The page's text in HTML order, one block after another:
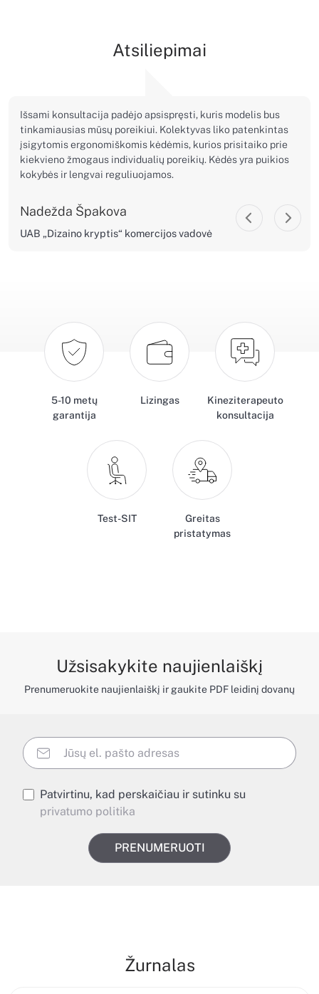
Atsiliepimai
Išsami konsultacija padėjo apsispręsti, kuris modelis bus
tinkamiausias mūsų poreikiui. Kolektyvas liko patenkintas
įsigytomis ergonomiškomis kėdėmis, kurios prisitaiko prie
kiekvieno žmogaus individualių poreikių. Kėdės yra puikios
kokybės ir lengvai reguliuojamos.
Nadežda Špakova
UAB „Dizaino kryptis“ komercijos vadovė
5-10 metų
garantija
Lizingas
Kineziterapeuto
konsultacija
Test-SIT
Greitas
pristatymas
Užsisakykite naujienlaiškį
Prenumeruokite naujienlaiškį ir gaukite PDF leidinį dovanų
Patvirtinu, kad perskaičiau ir sutinku su
privatumo politika
PRENUMERUOTI
Žurnalas